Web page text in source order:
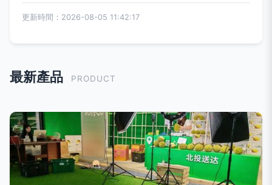
更新時間：2026-08-05 11:42:17
最新產品 PRODUCT